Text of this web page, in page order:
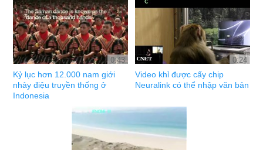
0:43
Kỷ lục hơn 12.000 nam giới
nhảy điệu truyền thống ở
Indonesia
0:24
Video khỉ được cấy chip
Neuralink có thể nhập văn bản